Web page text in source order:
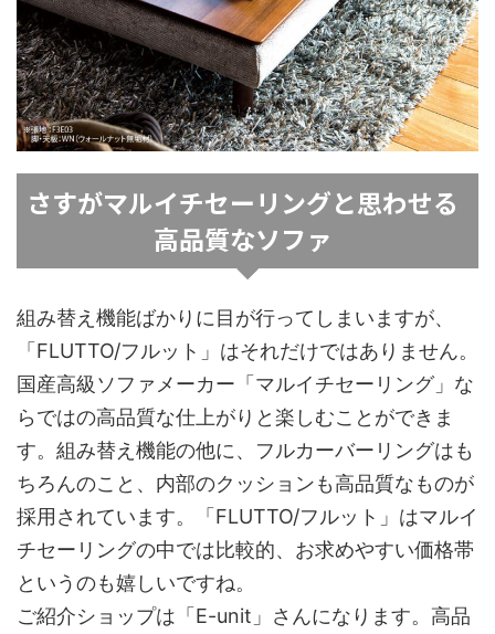
さすがマルイチセーリングと思わせる
高品質なソファ
組み替え機能ばかりに目が行ってしまいますが、
「FLUTTO/フルット」はそれだけではありません。
国産高級ソファメーカー「マルイチセーリング」な
らではの高品質な仕上がりと楽しむことができま
す。組み替え機能の他に、フルカーバーリングはも
ちろんのこと、内部のクッションも高品質なものが
採用されています。「FLUTTO/フルット」はマルイ
チセーリングの中では比較的、お求めやすい価格帯
というのも嬉しいですね。
ご紹介ショップは「E-unit」さんになります。高品